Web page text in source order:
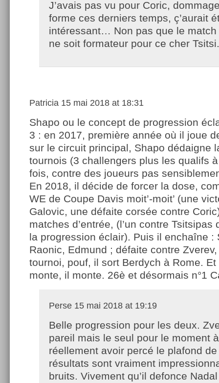
J’avais pas vu pour Coric,
forme ces derniers temps, ç’aurait
intéressant… Non pas que le match
ne soit formateur pour ce cher Tsitsi.
Patricia 15 mai 2018 at 18:31
Shapo ou le concept de progression
3 : en 2017, première année où il joue
sur le circuit principal, Shapo dédaigne
tournois (3 challengers plus les qualifs
fois, contre des joueurs pas
En 2018, il décide de forcer la dose,
WE de Coupe Davis moit’-moit’ (une
Galovic, une défaite corsée contre
matches d’entrée, (l’un contre
la progression éclair). Puis il enchaîne :
Raonic, Edmund ; défaite contre
tournoi, pouf, il sort Berdych à Rome.
monte, il monte. 26è et désormais n°1
Perse 15 mai 2018 at 19:19
Belle progression pour les deux.
pareil mais le seul pour le moment à
réellement avoir percé le plafond
résultats sont vraiment
bruits. Vivement qu’il defonce